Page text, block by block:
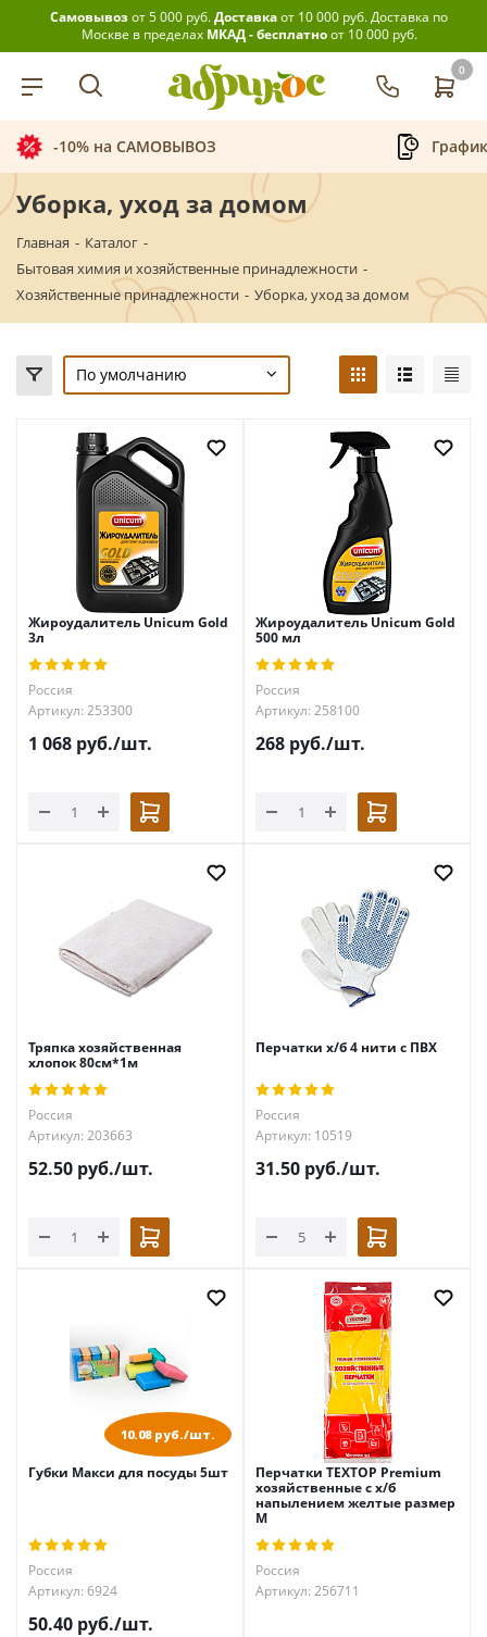
Самовывозот 5 000 руб.Доставкаот 10 000 руб.Доставка по
Москве в пределах МКАД - бесплатноот 10 000 руб.
0
-10% на САМОВЫВОЗ
Уборка, уход за домом
Главная - Каталог -
Бытовая химия и хозяйственные принадлежности -
Хозяйственные принадлежности - Уборка, уход за домом
По умолчанию
Жироудалитель Unicum Gold
3л
Россия
Артикул: 253300
1 068 руб./шт.
Жироудалитель Unicum Gold
500 мл
Россия
Артикул: 258100
268 руб./шт.
Тряпка хозяйственная
хлопок 80см*1м
Россия
Артикул: 203663
52.50 руб./шт.
Перчатки х/б 4 нити с ПВХ
Россия
Артикул: 10519
31.50 руб./шт.
10.08 руб./шт.
Губки Макси для посуды 5шт
Россия
Артикул: 6924
50.40 руб./шт.
Перчатки TEXTOP Premium
хозяйственные с х/б
напылением желтые размер
М
Россия
Артикул: 256711